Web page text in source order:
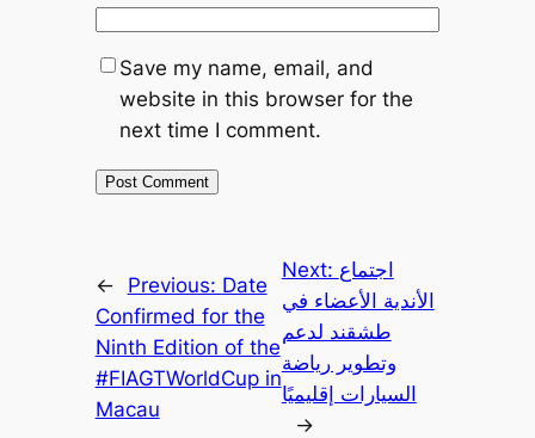
Save my name, email, and
website in this browser for the
next time I comment.
← Previous: Date
Confirmed for the
Ninth Edition of the
#FIAGTWorldCup in
Macau
Next: اجتماع
الأندية الأعضاء في
طشقند لدعم
وتطوير رياضة
السيارات إقليميًا
→